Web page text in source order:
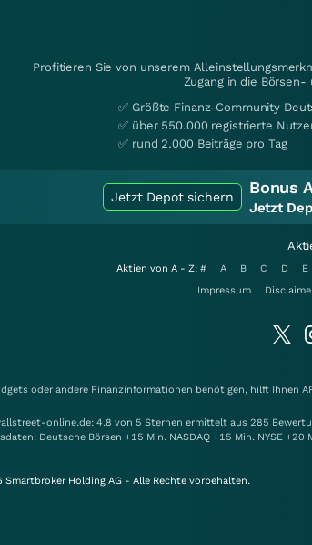
Profitieren Sie von unserem
Zugang in die
✅ Größte Finanz-Community
✅ über 550.000 registrierte
✅ rund 2.000 Beiträge pro Tag
Jetzt Depot sichern Bonus
Jetzt
Aktien von A - Z: # A B C D E
Impressum
oder andere Finanzinformationen benötigen, hilft Ihnen
online.de: 4.8 von 5 Sternen ermittelt aus 285
Deutsche Börsen +15 Min. NASDAQ +15 Min. NYSE
Holding AG - Alle Rechte vorbehalten.